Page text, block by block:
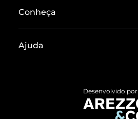
Conheça
Termos de Uso
ZZ MALL é confiável
Ajuda
Devolução do Produto
Desenvolvido por